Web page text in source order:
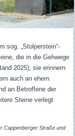
sog. „Stolperstein“-
die in die Gehwege
2025); sie erinnern
auch an ehem.
an Betroffene der
Steine verlegt
Cappenberger Straße und